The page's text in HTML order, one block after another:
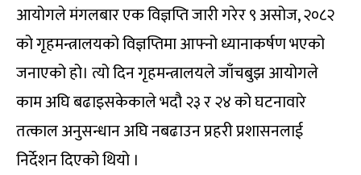
आयोगले मंगलबार एक विज्ञप्ति जारी गरेर ९ असोज, २०८२
को गृहमन्त्रालयको विज्ञप्तिमा आफ्नो ध्यानाकर्षण भएको
जनाएको हो। त्यो दिन गृहमन्त्रालयले जाँचबुझ आयोगले
काम अघि बढाइसकेकाले भदौ २३ र २४ को घटनावारे
तत्काल अनुसन्धान अघि नबढाउन प्रहरी प्रशासनलाई
निर्देशन दिएको थियो ।